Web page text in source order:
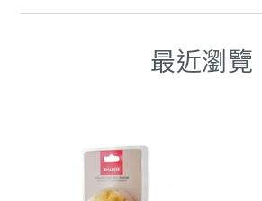
FACEBOOKWHATSAPPTELEGRAMWHATSAPP
最近瀏覽